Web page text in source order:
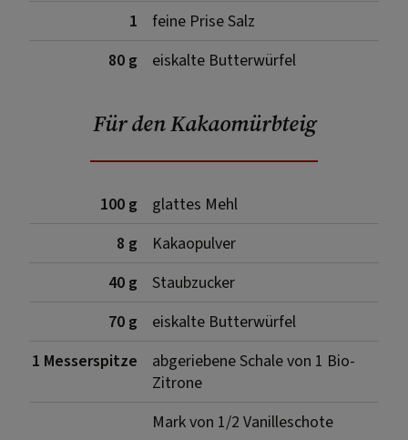
1
feine Prise Salz
80 g
eiskalte Butterwürfel
Für den Kakaomürbteig
100 g
glattes Mehl
8 g
Kakaopulver
40 g
Staubzucker
70 g
eiskalte Butterwürfel
1 Messerspitze
abgeriebene Schale von 1 Bio-
Zitrone
Mark von 1/2 Vanilleschote